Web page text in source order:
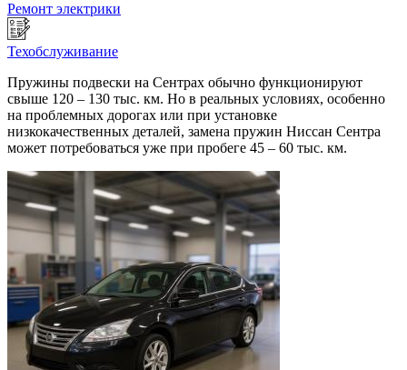
Ремонт электрики
Техобслуживание
Пружины подвески на Сентрах обычно функционируют
свыше 120 – 130 тыс. км. Но в реальных условиях, особенно
на проблемных дорогах или при установке
низкокачественных деталей, замена пружин Ниссан Сентра
может потребоваться уже при пробеге 45 – 60 тыс. км.